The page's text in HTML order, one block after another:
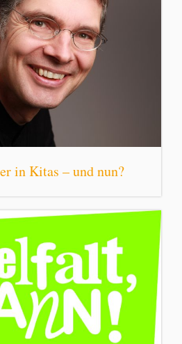
in Kitas – und nun?